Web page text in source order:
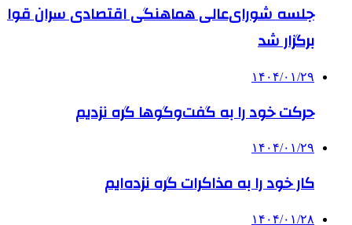
جلسه شورای‌عالی هماهنگی اقتصادی سران قوا
برگزار شد
۱۴۰۴/۰۱/۲۹
حرکت خود را به گفت‌وگوها گره نزدیم
۱۴۰۴/۰۱/۲۹
کار خود را به مذاکرات گره نزده‌ایم
۱۴۰۴/۰۱/۲۸